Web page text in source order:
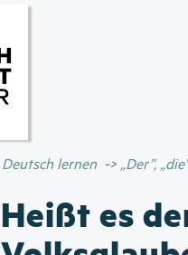
Deutsch lernen „Der”,
Heißt es